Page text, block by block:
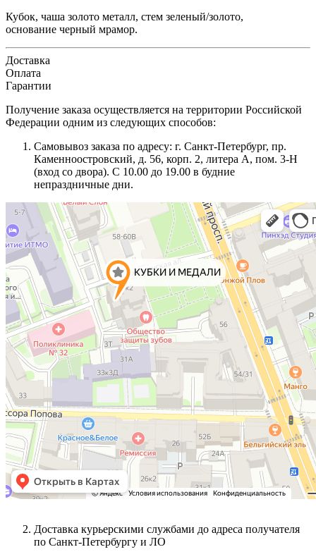
Кубок, чаша золото металл, стем зеленый/золото,
основание черный мрамор.
Доставка
Оплата
Гарантии
Получение заказа осуществляется на территории Российской
Федерации одним из следующих способов:
Самовывоз заказа по адресу: г. Санкт-Петербург, пр.
Каменноостровский, д. 56, корп. 2, литера А, пом. 3-Н
(вход со двора). С 10.00 до 19.00 в будние
непраздничные дни.
Доставка курьерскими службами до адреса получателя
по Санкт-Петербургу и ЛО